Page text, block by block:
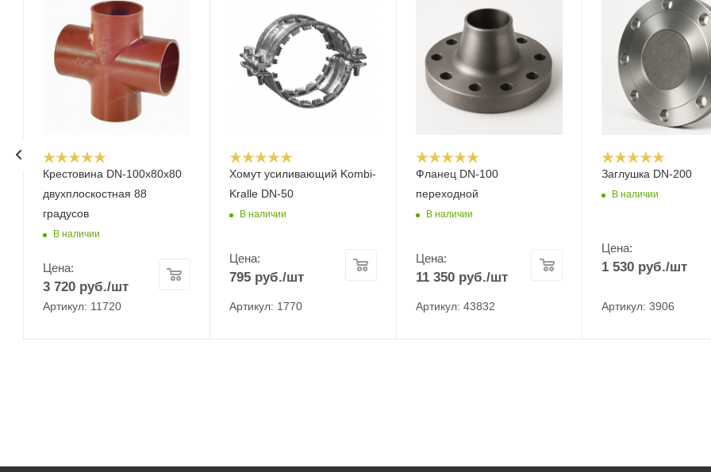
Крестовина DN-100x80x80
двухплоскостная 88
градусов
В наличии
Цена:
3 720 руб./шт
Артикул: 11720
Хомут усиливающий Kombi-
Kralle DN-50
В наличии
Цена:
795руб./шт
Артикул: 1770
Фланец DN-100
переходной
В наличии
Цена:
11 350руб./шт
Артикул: 43832
Заглушка DN-200
В наличии
Цена:
1 530 руб./шт
Артикул: 3906